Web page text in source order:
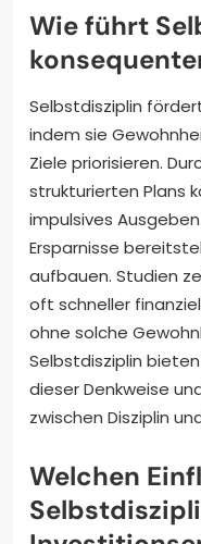
Wie führt
Selbstdisziplin
indem sie
Ziele priorisieren.
strukturierten Plans
impulsives
Ersparnisse
aufbauen. Studien
oft schneller
ohne solche
Selbstdisziplin
dieser Denkweise
zwischen Disziplin
Welchen